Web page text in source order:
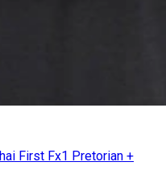
First Fx1 Pretorian +